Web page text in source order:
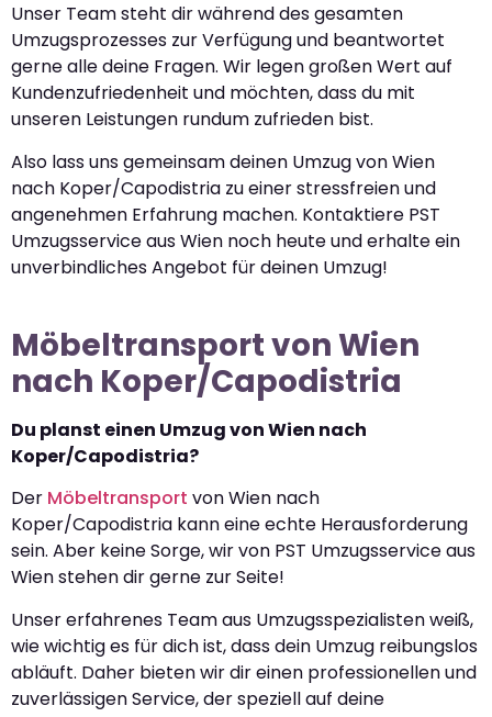
Unser Team steht dir während des gesamten
Umzugsprozesses zur Verfügung und beantwortet
gerne alle deine Fragen. Wir legen großen Wert auf
Kundenzufriedenheit und möchten, dass du mit
unseren Leistungen rundum zufrieden bist.
Also lass uns gemeinsam deinen Umzug von Wien
nach Koper/Capodistria zu einer stressfreien und
angenehmen Erfahrung machen. Kontaktiere PST
Umzugsservice aus Wien noch heute und erhalte ein
unverbindliches Angebot für deinen Umzug!
Möbeltransport von Wien
nach Koper/Capodistria
Du planst einen Umzug von Wien nach
Koper/Capodistria?
Der Möbeltransport von Wien nach
Koper/Capodistria kann eine echte Herausforderung
sein. Aber keine Sorge, wir von PST Umzugsservice aus
Wien stehen dir gerne zur Seite!
Unser erfahrenes Team aus Umzugsspezialisten weiß,
wie wichtig es für dich ist, dass dein Umzug reibungslos
abläuft. Daher bieten wir dir einen professionellen und
zuverlässigen Service, der speziell auf deine